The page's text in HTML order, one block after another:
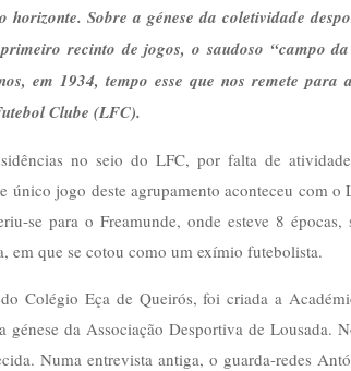
horizonte. Sobre a génese da coletividade
recinto de jogos, o saudoso “campo
em 1934, tempo esse que nos remete para
Clube (LFC).
no seio do LFC, por falta de
único jogo deste agrupamento aconteceu com
se para o Freamunde, onde esteve 8
em que se cotou como um exímio futebolista.
Colégio Eça de Queirós, foi criada a
génese da Associação Desportiva de Lousada.
Numa entrevista antiga, o guarda-redes